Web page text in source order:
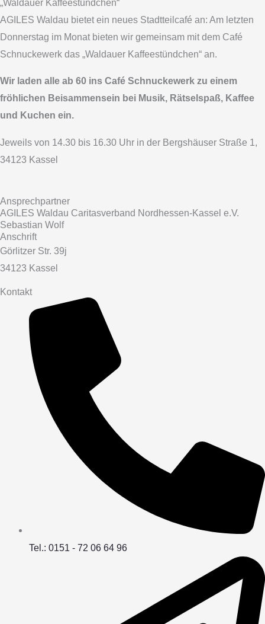
„Waldauer Kaffeestündchen“
AGILES Waldau bietet ein neues Stadtteilcafé an: Am letzten
Donnerstag im Monat bieten wir gemeinsam mit dem Café
Schnuckewerk das „Waldauer Kaffeestündchen“ an.
Wir laden alle ab 60 ins Café Schnuckewerk zu einem
fröhlichen Beisammensein bei Musik, Rätselspaß, Kaffee
und Kuchen ein.
Jeweils von 14.30 bis 16.30 Uhr in der Bergshäuser Straße 1,
34123 Kassel
Ansprechpartner
AGILES Waldau Caritasverband Nordhessen-Kassel e.V.
Sebastian Wolf
Anschrift
Görlitzer Str. 39j
34123 Kassel
Kontakt
Tel.: 0151 - 72 06 64 96